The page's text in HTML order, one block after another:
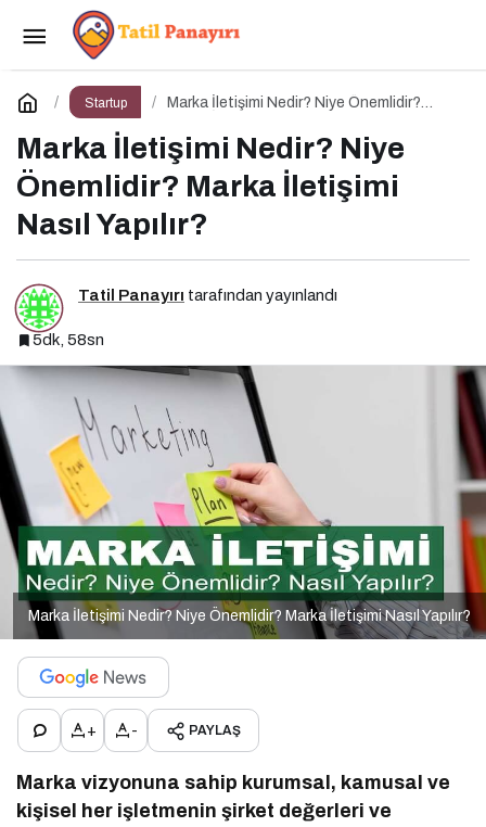
Startup
Marka İletişimi Nedir? Niye Önemlidir?
Marka İletişimi Nedir? Niye
Önemlidir? Marka İletişimi
Nasıl Yapılır?
Tatil Panayırı tarafından yayınlandı
5dk, 58sn
Marka İletişimi Nedir? Niye Önemlidir? Marka İletişimi Nasıl Yapılır?
+ - PAYLAŞ
Marka vizyonuna sahip kurumsal, kamusal ve
kişisel her işletmenin şirket değerleri ve
Halkla İlişkiler Yönetimi Nedir? Niye Önemlidir?
Halkla İlişkiler Yönetimi Nasıl Yapılır?
Yorum Yap